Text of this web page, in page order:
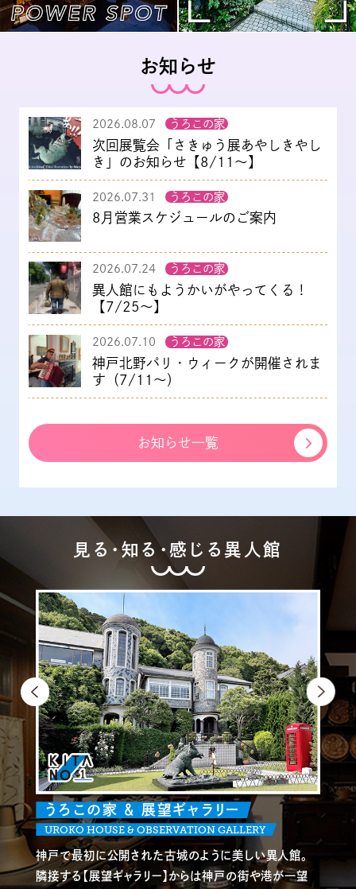
お知らせ
2026.08.07 うろこの家
次回展覧会「さきゅう展あやしきやし
き」のお知らせ【8/11～】
2026.07.31 うろこの家
8月営業スケジュールのご案内
2026.07.24 うろこの家
異人館にもようかいがやってくる！
【7/25～】
2026.07.10 うろこの家
神戸北野パリ・ウィークが開催されま
す（7/11～）
お知らせ一覧
見る・知る・感じる異人館
うろこの家 ＆ 展望ギャラリー
UROKO HOUSE & OBSERVATION GALLERY
神戸で最初に公開された古城のように美しい異人館。
隣接する【展望ギャラリー】からは神戸の街や港が一望